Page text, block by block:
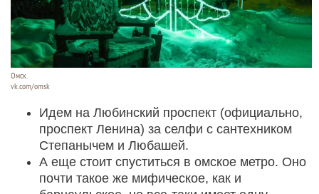
Омск.
vk.com/omsk
Идем на Любинский проспект (официально,
проспект Ленина) за селфи с сантехником
Степанычем и Любашей.
А еще стоит спуститься в омское метро. Оно
почти такое же мифическое, как и